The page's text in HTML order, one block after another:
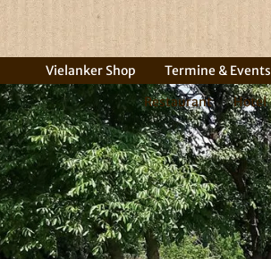
Vielanker Shop Termine & Events
Restaurant
Hotel